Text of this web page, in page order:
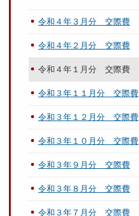
令和４年３月分 交際費
令和４年２月分 交際費
令和４年１月分 交際費
令和３年１１月分 交際費
令和３年１２月分 交際費
令和３年１０月分 交際費
令和３年９月分 交際費
令和３年８月分 交際費
令和３年７月分 交際費